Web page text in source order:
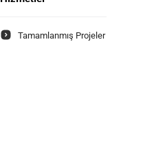
Tamamlanmış Projeler